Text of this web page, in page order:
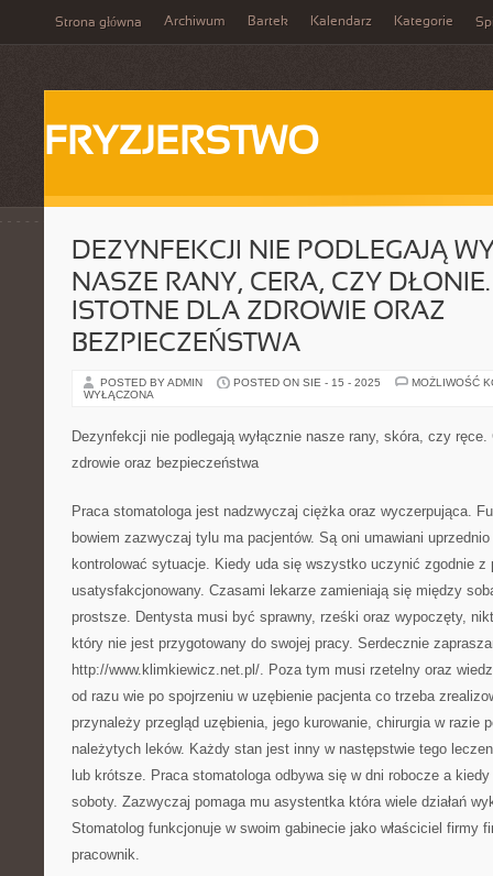
Strona główna Archiwum Bartek Kalendarz Kategorie
FRYZJERSTWO
DEZYNFEKCJI NIE PODLEGAJĄ
NASZE RANY, CERA, CZY
ISTOTNE DLA ZDROWIE ORAZ
BEZPIECZEŃSTWA
POSTED BY ADMIN POSTED ON SIE - 15 - 2025
MOŻLIWOŚĆ
WYŁĄCZONA
Dezynfekcji nie podlegają wyłącznie nasze rany, skóra, czy
zdrowie oraz bezpieczeństwa
Praca stomatologa jest nadzwyczaj ciężka oraz wyczerpująca.
bowiem zazwyczaj tylu ma pacjentów. Są oni umawiani
kontrolować sytuacje. Kiedy uda się wszystko uczynić zgodnie z
usatysfakcjonowany. Czasami lekarze zamieniają się między
prostsze. Dentysta musi być sprawny, rześki oraz wypoczęty,
który nie jest przygotowany do swojej pracy. Serdecznie
http://www.klimkiewicz.net.pl/. Poza tym musi rzetelny oraz
od razu wie po spojrzeniu w uzębienie pacjenta co trzeba
przynależy przegląd uzębienia, jego kurowanie, chirurgia w razie
należytych leków. Każdy stan jest inny w następstwie tego
lub krótsze. Praca stomatologa odbywa się w dni robocze a
soboty. Zazwyczaj pomaga mu asystentka która wiele działań
Stomatolog funkcjonuje w swoim gabinecie jako właściciel firmy
pracownik.